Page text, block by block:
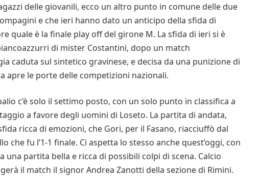
delle giovanili, ecco un altro punto in comune delle due
e che ieri hanno dato un anticipo della sfida di
quale è la finale play off del girone M. La sfida di ieri si è
di mister Costantini, dopo un match
caduta sul sintetico gravinese, e decisa da una punizione di
apre le porte delle competizioni nazionali.
c’è solo il settimo posto, con un solo punto in classifica a
a favore degli uomini di Loseto. La partita di andata,
ricca di emozioni, che Gori, per il Fasano, riacciuffò dal
fu l’1-1 finale. Ci aspetta lo stesso anche quest’oggi, con
una partita bella e ricca di possibili colpi di scena. Calcio
il match il signor Andrea Zanotti della sezione di Rimini.